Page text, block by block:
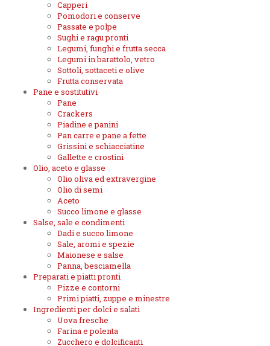
Capperi
Pomodori e conserve
Passate e polpe
Sughi e ragu pronti
Legumi, funghi e frutta secca
Legumi in barattolo, vetro
Sottoli, sottaceti e olive
Frutta conservata
Pane e sostitutivi
Pane
Crackers
Piadine e panini
Pan carre e pane a fette
Grissini e schiacciatine
Gallette e crostini
Olio, aceto e glasse
Olio oliva ed extravergine
Olio di semi
Aceto
Succo limone e glasse
Salse, sale e condimenti
Dadi e succo limone
Sale, aromi e spezie
Maionese e salse
Panna, besciamella
Preparati e piatti pronti
Pizze e contorni
Primi piatti, zuppe e minestre
Ingredienti per dolci e salati
Uova fresche
Farina e polenta
Zucchero e dolcificanti